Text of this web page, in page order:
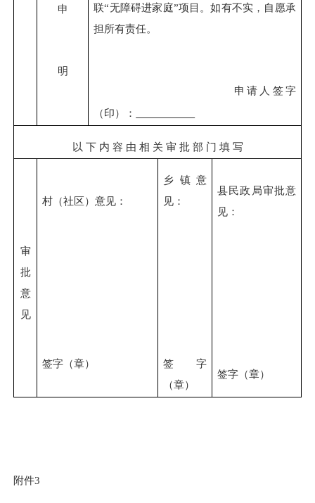
申
明
联“无障碍进家庭”项目。如有不实，自愿承
担所有责任。
申请人签字
（印）：
以 下 内 容 由 相 关 审 批 部 门 填 写
审
批
意
见
村（社区）意见：
签字（章）
乡镇意
见：
签字
（章）
县民政局审批意
见：
签字（章）
附件3